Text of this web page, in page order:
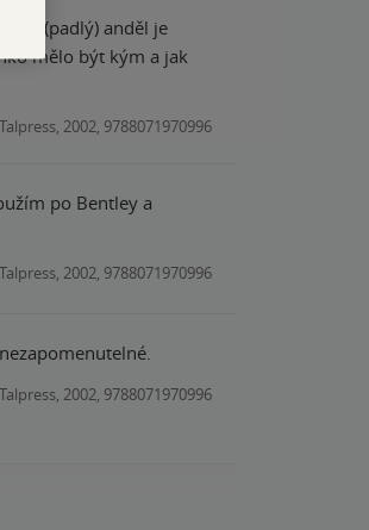
(padlý) anděl je
mělo být kým a jak
2002, 9788071970996
po Bentley a
2002, 9788071970996
2002, 9788071970996